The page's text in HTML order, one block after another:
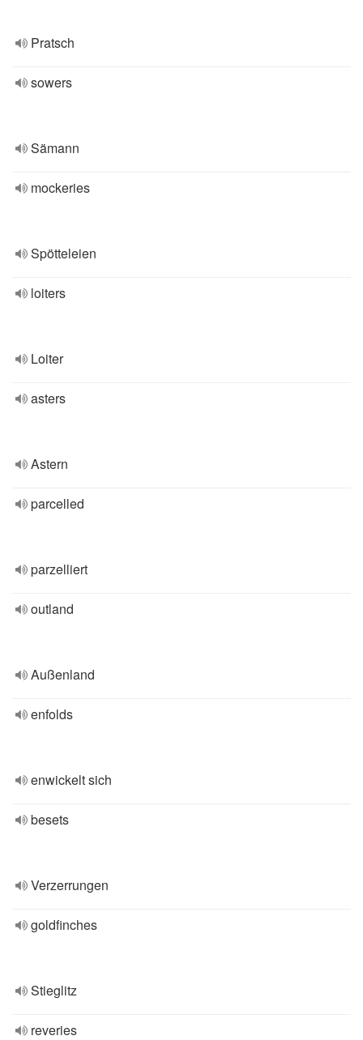
Pratsch
sowers
Sämann
mockeries
Spötteleien
loiters
Loiter
asters
Astern
parcelled
parzelliert
outland
Außenland
enfolds
enwickelt sich
besets
Verzerrungen
goldfinches
Stieglitz
reveries